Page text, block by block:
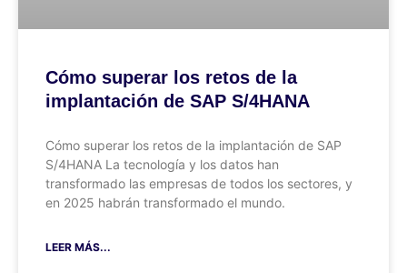
Cómo superar los retos de la
implantación de SAP S/4HANA
Cómo superar los retos de la implantación de SAP
S/4HANA La tecnología y los datos han
transformado las empresas de todos los sectores, y
en 2025 habrán transformado el mundo.
LEER MÁS...